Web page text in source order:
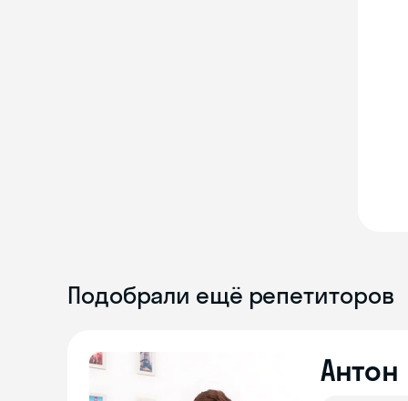
Подобрали ещё репетиторов
Антон